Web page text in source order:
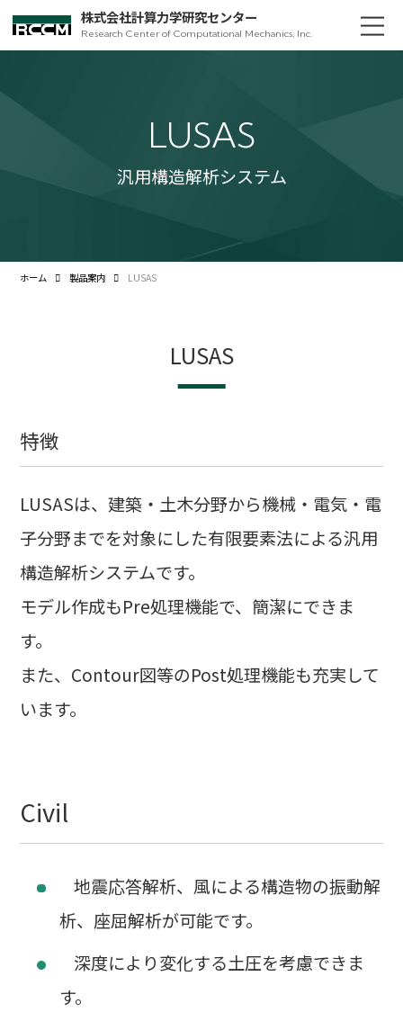
株式会社計算力学研究センター
Research Center of Computational Mechanics, Inc.
LUSAS
汎用構造解析システム
ホーム 製品案内 LUSAS
LUSAS
特徴
LUSASは、建築・土木分野から機械・電気・電
子分野までを対象にした有限要素法による汎用
構造解析システムです。
モデル作成もPre処理機能で、簡潔にできま
す。
また、Contour図等のPost処理機能も充実して
います。
Civil
地震応答解析、風による構造物の振動解
析、座屈解析が可能です。
深度により変化する土圧を考慮できま
す。